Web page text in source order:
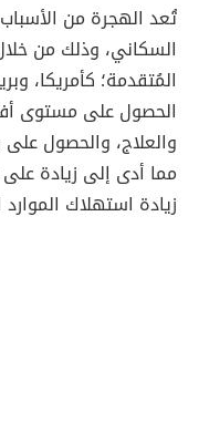
تُعد الهجرة من
السكاني، وذلك من
المُتقدمة؛ كأمريكا،
الحصول على مستوى
والعلاج، والحصول
مما أدى إلى زيادة
زيادة استهلاك الموارد